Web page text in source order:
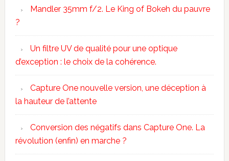
Mandler 35mm f/2. Le King of Bokeh du pauvre
?
Un filtre UV de qualité pour une optique
d’exception : le choix de la cohérence.
Capture One nouvelle version, une déception à
la hauteur de l’attente
Conversion des négatifs dans Capture One. La
révolution (enfin) en marche ?